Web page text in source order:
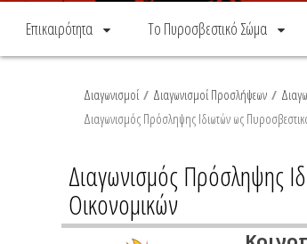
Επικαιρότητα Το Πυροσβεστικό Σώμα
Διαγωνισμοί / Διαγωνισμοί Προσλήψεων /
Διαγωνισμός Πρόσληψης Ιδιωτών ως
Διαγωνισμός Πρόσληψης
Οικονομικών